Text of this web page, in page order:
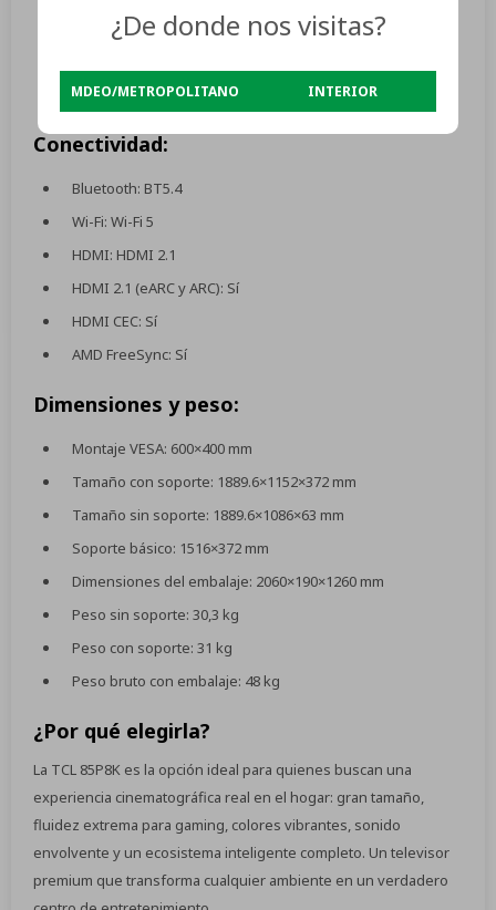
Game Master: Sí
Ajustes rápidos: Sí
Conectividad:
Bluetooth: BT5.4
Wi-Fi: Wi-Fi 5
HDMI: HDMI 2.1
HDMI 2.1 (eARC y ARC): Sí
HDMI CEC: Sí
AMD FreeSync: Sí
Dimensiones y peso:
Montaje VESA: 600×400 mm
Tamaño con soporte: 1889.6×1152×372 mm
Tamaño sin soporte: 1889.6×1086×63 mm
Soporte básico: 1516×372 mm
Dimensiones del embalaje: 2060×190×1260 mm
Peso sin soporte: 30,3 kg
Peso con soporte: 31 kg
Peso bruto con embalaje: 48 kg
¿Por qué elegirla?
La TCL 85P8K es la opción ideal para quienes buscan una
experiencia cinematográfica real en el hogar: gran tamaño,
fluidez extrema para gaming, colores vibrantes, sonido
envolvente y un ecosistema inteligente completo. Un televisor
premium que transforma cualquier ambiente en un verdadero
¿De donde nos visitas?
MDEO/METROPOLITANO INTERIOR